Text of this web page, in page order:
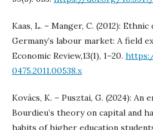
Kaas, L. – Manger, C. (2012):
Germany’s labour market: A field
Economic Review,13(1), 1–20.
0475.2011.00538.x
Kovács, K. – Pusztai, G. (2024): An
Bourdieu’s theory on capital and
habits of higher education